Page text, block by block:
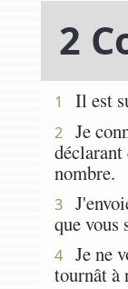
2
1 Il est
2
Je
nombre.
3
que vous
4
Je ne
tournât à